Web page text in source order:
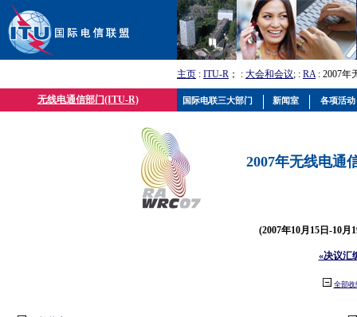
主页 : ITU-R ； : 大会和会议; : RA: 2007年
无线电通信部门(ITU-R)
2007年无线电通
(2007年10月15日-10月
«决议汇
全部收
国际电联三大部门 新闻室 各项活动